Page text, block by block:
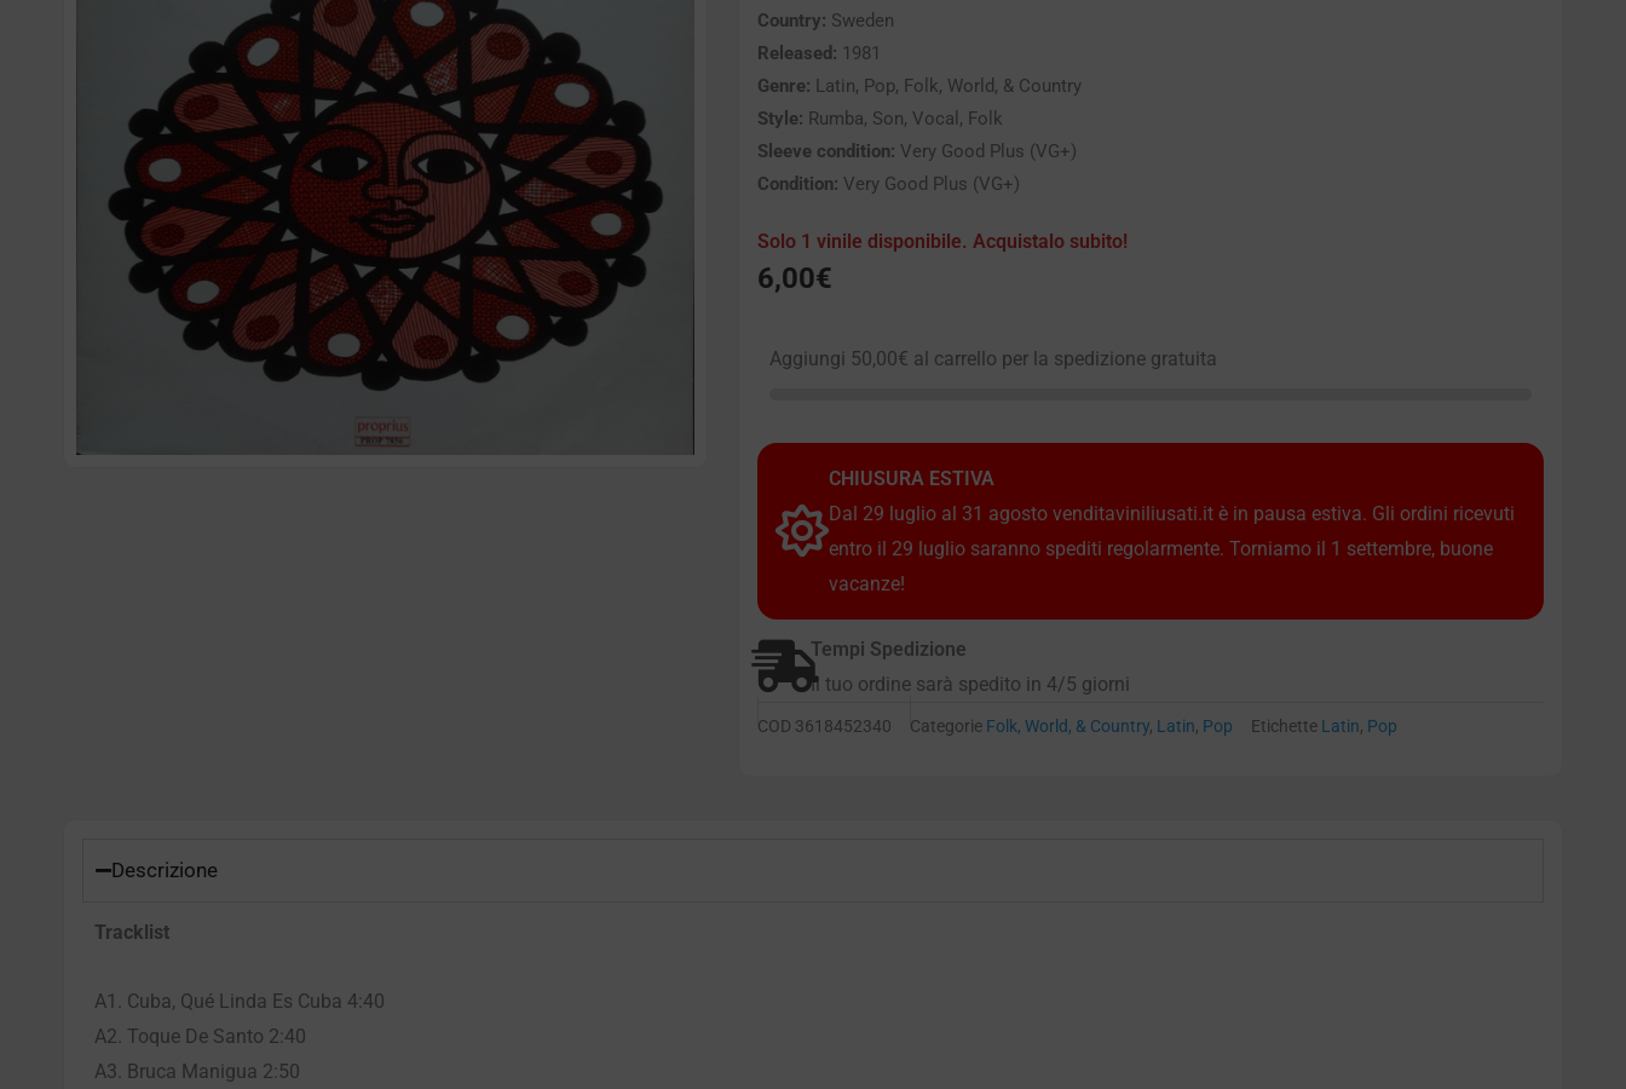
Country: Sweden
Released: 1981
Genre: Latin, Pop, Folk, World, & Country
Style: Rumba, Son, Vocal, Folk
Sleeve condition: Very Good Plus (VG+)
Condition: Very Good Plus (VG+)
Solo 1 vinile disponibile. Acquistalo subito!
6,00€
Aggiungi 50,00€ al carrello per la spedizione gratuita
CHIUSURA ESTIVA
Dal 29 luglio al 31 agosto venditaviniliusati.it è in pausa estiva. Gli ordini ricevuti
entro il 29 luglio saranno spediti regolarmente. Torniamo il 1 settembre, buone
vacanze!
Tempi Spedizione
Il tuo ordine sarà spedito in 4/5 giorni
COD 3618452340 Categorie Folk, World, & Country, Latin, Pop Etichette Latin, Pop
Descrizione
Tracklist
A1. Cuba, Qué Linda Es Cuba 4:40
A2. Toque De Santo 2:40
A3. Bruca Manigua 2:50